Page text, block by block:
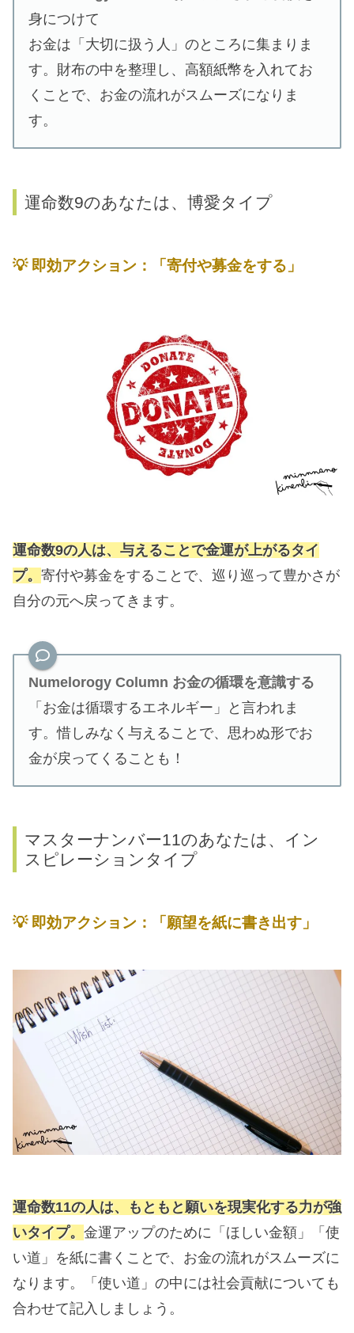
身につけて
お金は「大切に扱う人」のところに集まりま
す。財布の中を整理し、高額紙幣を入れてお
くことで、お金の流れがスムーズになりま
す。
運命数9のあなたは、博愛タイプ
💡 即効アクション：「寄付や募金をする」
運命数9の人は、与えることで金運が上がるタイ
プ。 寄付や募金をすることで、巡り巡って豊かさが
自分の元へ戻ってきます。
Numelorogy Column お金の循環を意識する
「お金は循環するエネルギー」と言われま
す。惜しみなく与えることで、思わぬ形でお
金が戻ってくることも！
マスターナンバー11のあなたは、イン
スピレーションタイプ
💡 即効アクション：「願望を紙に書き出す」
運命数11の人は、もともと願いを現実化する力が強
いタイプ。 金運アップのために「ほしい金額」「使
い道」を紙に書くことで、お金の流れがスムーズに
なります。「使い道」の中には社会貢献についても
合わせて記入しましょう。